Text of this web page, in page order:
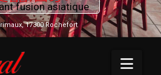
17300 Rochefort
fusion asiatique